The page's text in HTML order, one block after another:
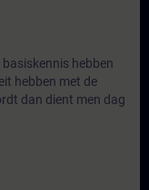
hebben
hebben met de
dan dient men dag